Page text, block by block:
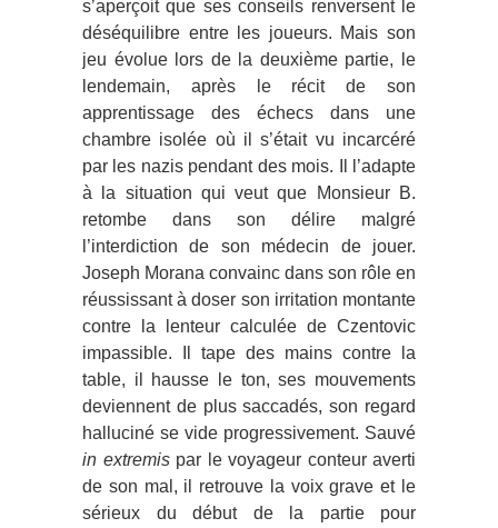
s’aperçoit que ses conseils renversent le
déséquilibre entre les joueurs. Mais son
jeu évolue lors de la deuxième partie, le
lendemain, après le récit de son
apprentissage des échecs dans une
chambre isolée où il s’était vu incarcéré
par les nazis pendant des mois. Il l’adapte
à la situation qui veut que Monsieur B.
retombe dans son délire malgré
l’interdiction de son médecin de jouer.
Joseph Morana convainc dans son rôle en
réussissant à doser son irritation montante
contre la lenteur calculée de Czentovic
impassible. Il tape des mains contre la
table, il hausse le ton, ses mouvements
deviennent de plus saccadés, son regard
halluciné se vide progressivement. Sauvé
in extremispar le voyageur conteur averti
de son mal, il retrouve la voix grave et le
sérieux du début de la partie pour